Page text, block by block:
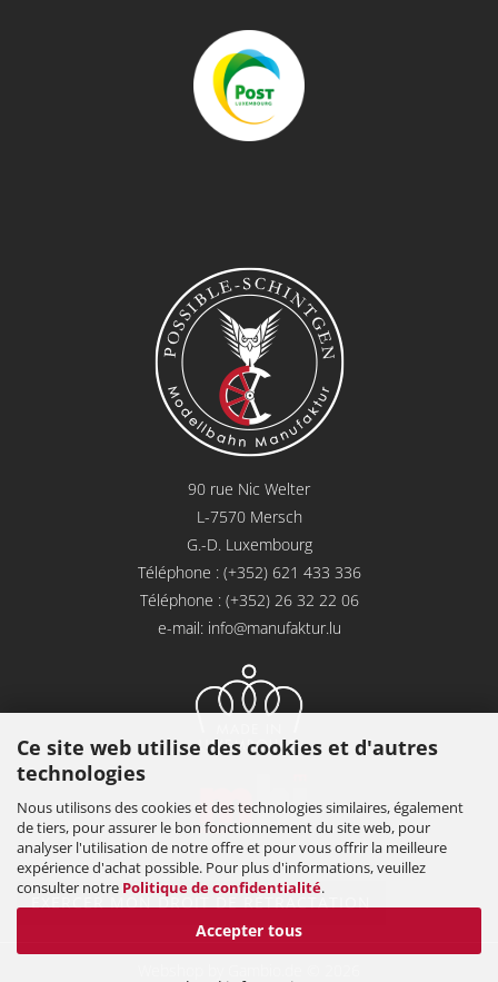
Ce site web utilise des cookies et d'autres
technologies
Nous utilisons des cookies et des technologies similaires, également
de tiers, pour assurer le bon fonctionnement du site web, pour
analyser l'utilisation de notre offre et pour vous offrir la meilleure
expérience d'achat possible. Pour plus d'informations, veuillez
consulter notre Politique de confidentialité.
Accepter tous
90 rue Nic Welter
L-7570 Mersch
G.-D. Luxembourg
Téléphone : (+352) 621 433 336
Téléphone : (+352) 26 32 22 06
e-mail: info@manufaktur.lu
EXERCER MON DROIT DE RÉTRACTATION